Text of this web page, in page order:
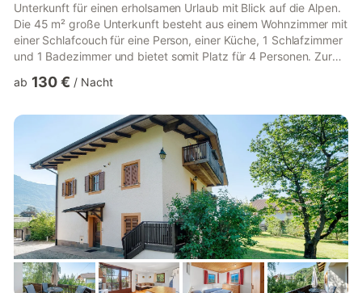
Unterkunft für einen erholsamen Urlaub mit Blick auf die Alpen.
Die 45 m² große Unterkunft besteht aus einem Wohnzimmer mit
einer Schlafcouch für eine Person, einer Küche, 1 Schlafzimmer
und 1 Badezimmer und bietet somit Platz für 4 Personen. Zur
Videoanrufe geeignet) mit einem eigenen Arbeitsplatz für
sowie Kinderbücher und Spielsachen. Außerdem steht eine
Tischtennisplatte auf der Unterkunft zur Verfügung. Ein
Babybett und ein Ho...
ab 130 € / Nacht